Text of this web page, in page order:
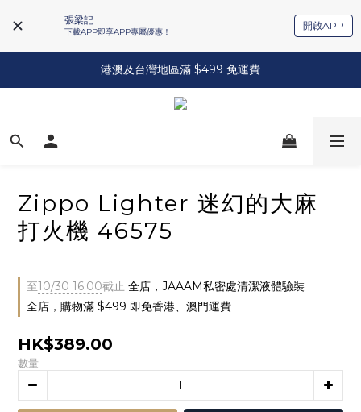
張梁記
下載APP即享APP專屬優惠！
開啟APP
港澳及台灣地區滿 $499 免運費
Zippo Lighter 迷幻的大麻
打火機 46575
至10/30 16:00截止 全店，JAAAM私密處清潔液體驗裝
全店，購物滿 $499 即免香港、澳門運費
HK$389.00
數量